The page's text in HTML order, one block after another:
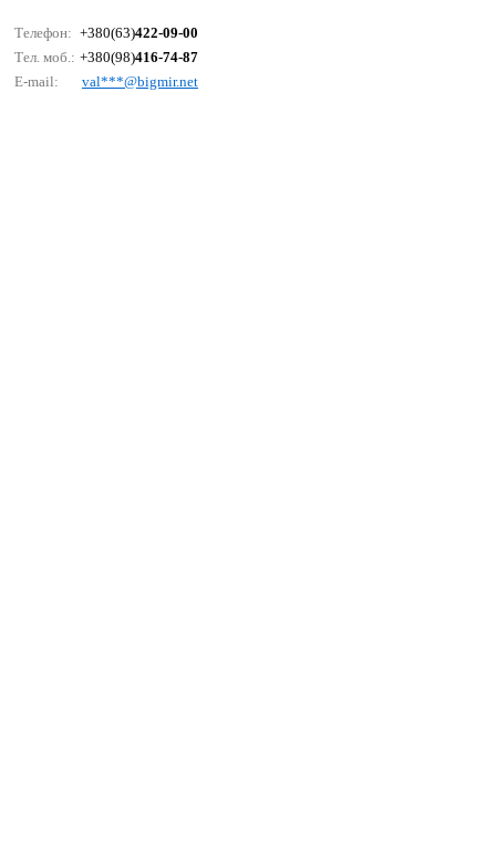
Телефон: +380(63)422-09-00
Тел. моб.: +380(98)416-74-87
E-mail:
vаl***@bigmir.nеt